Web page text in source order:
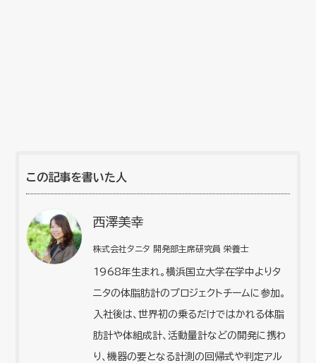
この記事を書いた人
西澤美幸
株式会社タニタ 開発部主席研究員 栄養士
1968年生まれ。横浜国立大学在学中よりタ
ニタの体脂肪計のプロジェクトチームに参加。
入社後は、世界初の乗るだけではかれる体脂
肪計や体組成計、活動量計などの開発に携わ
り、機器の要となる計測の回帰式や判定アル